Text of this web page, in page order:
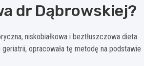
dr Dąbrowskiej?
niskobiałkowa i beztłuszczowa dieta
opracowała tę metodę na podstawie